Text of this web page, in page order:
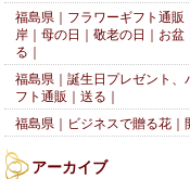
福島県｜フラワーギフト通
岸｜母の日｜敬老の日｜お
る｜
福島県｜誕生日プレゼント
フト通販｜送る｜
福島県｜ビジネスで贈る花｜
アーカイブ